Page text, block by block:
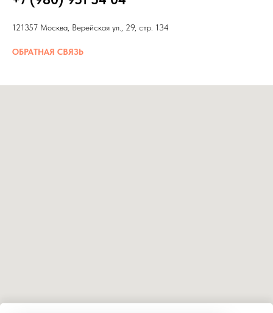
121357 Москва, Верейская ул., 29, стр. 134
ОБРАТНАЯ СВЯЗЬ